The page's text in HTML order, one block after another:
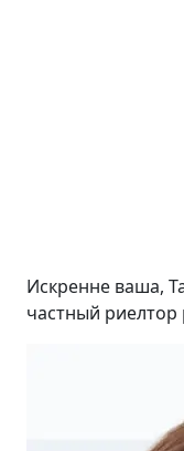
Искренне ваша,
частный